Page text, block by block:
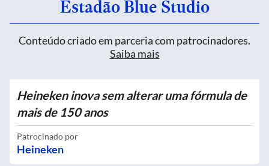
Estadão Blue Studio
Conteúdo criado em parceria com patrocinadores.
Saiba mais
Heineken inova sem alterar uma fórmula de
mais de 150 anos
Patrocinado por
Heineken